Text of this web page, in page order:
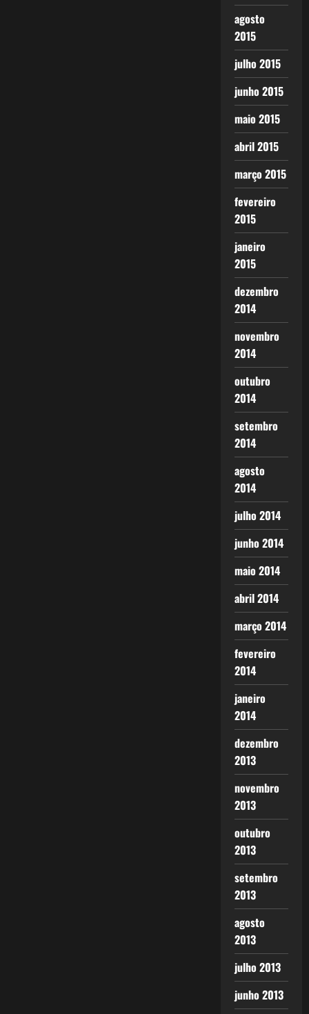
agosto
2015
julho 2015
junho 2015
maio 2015
abril 2015
março 2015
fevereiro
2015
janeiro
2015
dezembro
2014
novembro
2014
outubro
2014
setembro
2014
agosto
2014
julho 2014
junho 2014
maio 2014
abril 2014
março 2014
fevereiro
2014
janeiro
2014
dezembro
2013
novembro
2013
outubro
2013
setembro
2013
agosto
2013
julho 2013
junho 2013